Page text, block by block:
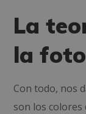
La
la
Con todo, nos
son los